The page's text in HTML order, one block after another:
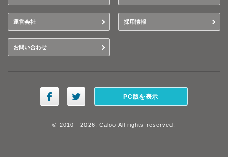
運営会社 採用情報
お問い合わせ
PC版を表示
© 2010 - 2026, Caloo All rights reserved.